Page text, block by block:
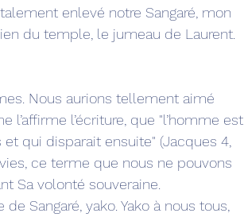
enlevé notre Sangaré, mon
du temple, le jumeau de Laurent.
Nous aurions tellement aimé
l’affirme l’écriture, que "l’homme est
qui disparait ensuite" (Jacques 4,
ce terme que nous ne pouvons
Sa volonté souveraine.
Sangaré, yako. Yako à nous tous,